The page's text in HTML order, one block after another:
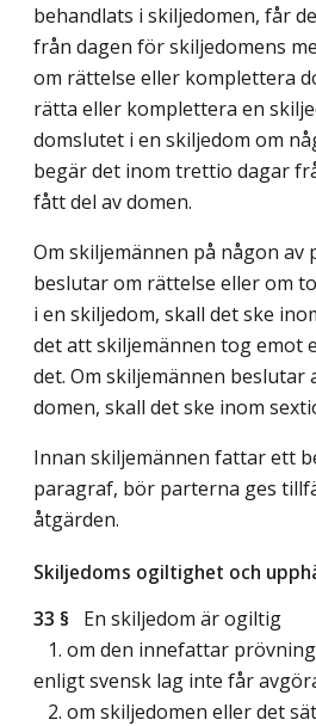
behandlats i skiljedomen, får
från dagen för skiljedomens
om rättelse eller komplettera
rätta eller komplettera en
domslutet i en skiljedom om
begär det inom trettio dagar
fått del av domen.
Om skiljemännen på någon av
beslutar om rättelse eller om
i en skiljedom, skall det ske
det att skiljemännen tog emot
det. Om skiljemännen
domen, skall det ske inom
Innan skiljemännen fattar ett
paragraf, bör parterna ges
åtgärden.
Skiljedoms ogiltighet och
33 § En skiljedom är ogiltig
1. om den innefattar
enligt svensk lag inte får
2. om skiljedomen eller det